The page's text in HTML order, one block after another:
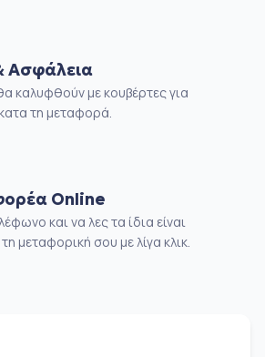
Ασφάλεια
καλυφθούν με κουβέρτες για
τη μεταφορά.
Online
και να λες τα ίδια είναι
μεταφορική σου με λίγα κλικ.